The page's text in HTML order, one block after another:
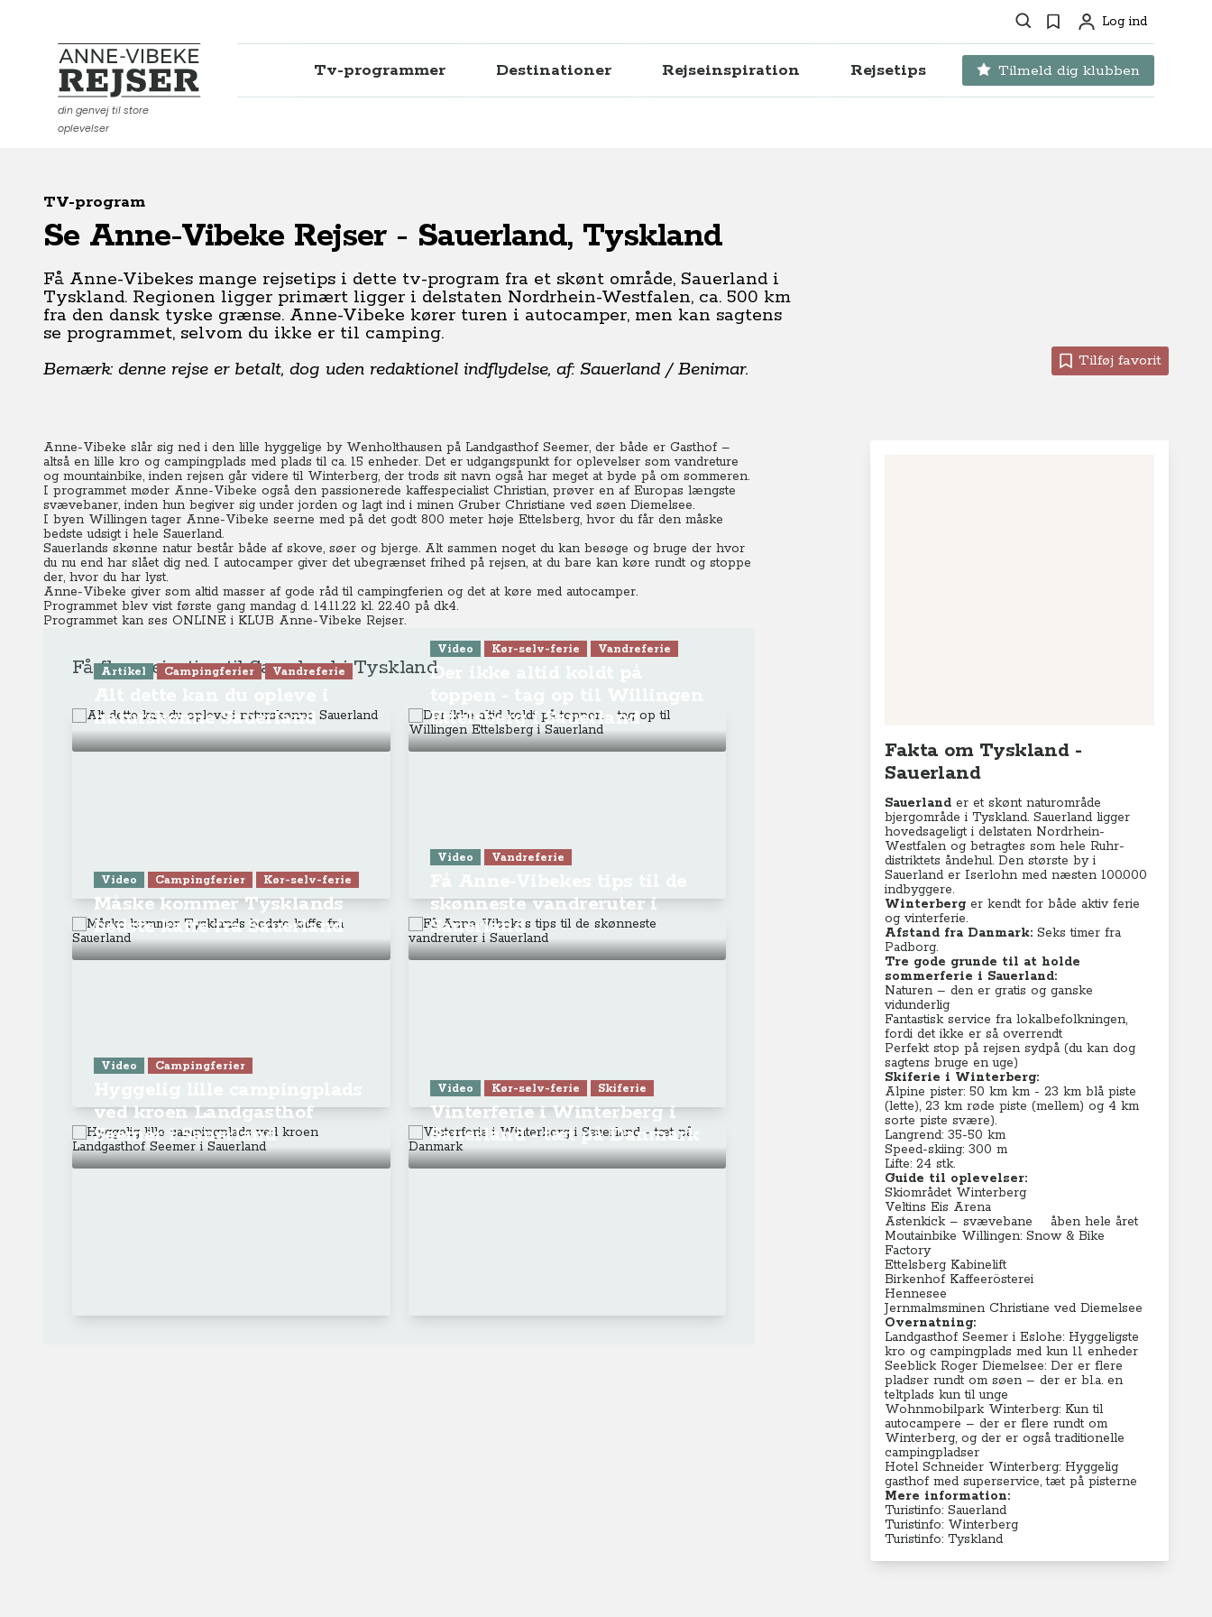
Søg Favoritter
ProfilLog ind
Anne-Vibeke Rejser
din genvej til store
oplevelser
Tv-programmer Destinationer Rejseinspiration Rejsetips Tilmeld dig klubben
TV-program
Se Anne-Vibeke Rejser - Sauerland, Tyskland
Få Anne-Vibekes mange rejsetips i dette tv-program fra et skønt område, Sauerland i
Tyskland. Regionen ligger primært ligger i delstaten Nordrhein-Westfalen, ca. 500 km
fra den dansk tyske grænse. Anne-Vibeke kører turen i autocamper, men kan sagtens
se programmet, selvom du ikke er til camping.
Bemærk: denne rejse er betalt, dog uden redaktionel indflydelse, af: Sauerland / Benimar.
Tilføj favorit
Anne-Vibeke slår sig ned i den lille hyggelige by Wenholthausen på Landgasthof Seemer, der både er Gasthof –
altså en lille kro og campingplads med plads til ca. 15 enheder. Det er udgangspunkt for oplevelser som vandreture
og mountainbike, inden rejsen går videre til Winterberg, der trods sit navn også har meget at byde på om sommeren.
I programmet møder Anne-Vibeke også den passionerede kaffespecialist Christian, prøver en af Europas længste
svævebaner, inden hun begiver sig under jorden og lagt ind i minen Gruber Christiane ved søen Diemelsee.
I byen Willingen tager Anne-Vibeke seerne med på det godt 800 meter høje Ettelsberg, hvor du får den måske
bedste udsigt i hele Sauerland.
Sauerlands skønne natur består både af skove, søer og bjerge. Alt sammen noget du kan besøge og bruge der hvor
du nu end har slået dig ned. I autocamper giver det ubegrænset frihed på rejsen, at du bare kan køre rundt og stoppe
der, hvor du har lyst.
Anne-Vibeke giver som altid masser af gode råd til campingferien og det at køre med autocamper.
Programmet blev vist første gang mandag d. 14.11.22 kl. 22.40 på dk4.
Programmet kan ses ONLINEi KLUB Anne-Vibeke Rejser.
Få flere rejsetips til Sauerland i Tyskland
Artikel Campingferier Vandreferie
naturskønne Sauerland
Video Kør-selv-ferie Vandreferie
Der ikke altid koldt på
Ettelsberg i Sauerland
Video Campingferier Kør-selv-ferie
Måske kommer Tysklands
bedste kaffe fra Sauerland
Video Vandreferie
skønneste vandreruter i
Sauerland
Video Campingferier
ved kroen Landgasthof
Seemer i Sauerland
Video Kør-selv-ferie Skiferie
Vinterferie i Winterberg i
Sauerland - tæt på Danmark
Fakta om Tyskland -
Sauerland
Sauerland er et skønt naturområde
bjergområde i Tyskland. Sauerland ligger
hovedsageligt i delstaten Nordrhein-
Westfalen og betragtes som hele Ruhr-
distriktets åndehul. Den største by i
Sauerland er Iserlohn med næsten 100.000
indbyggere.
Winterberg er kendt for både aktiv ferie
og vinterferie.
Afstand fra Danmark: Seks timer fra
Padborg.
Tre gode grunde til at holde
sommerferie i Sauerland:
Naturen – den er gratis og ganske
vidunderlig
Fantastisk service fra lokalbefolkningen,
fordi det ikke er så overrendt
Perfekt stop på rejsen sydpå (du kan dog
sagtens bruge en uge)
Skiferie i Winterberg:
Alpine pister: 50 km km - 23 km blå piste
(lette), 23 km røde piste (mellem) og 4 km
sorte piste svære).
Langrend: 35-50 km
Speed-skiing: 300 m
Lifte: 24 stk.
Guide til oplevelser:
Skiområdet Winterberg
Veltins Eis Arena
Astenkick – svævebane åben hele året
Moutainbike Willingen: Snow & Bike
Factory
Ettelsberg Kabinelift
Birkenhof Kaffeerösterei
Hennesee
Jernmalmsminen Christiane ved Diemelsee
Overnatning:
Landgasthof Seemer i Eslohe: Hyggeligste
kro og campingplads med kun 11 enheder
Seeblick Roger Diemelsee: Der er flere
pladser rundt om søen – der er bl.a. en
teltplads kun til unge
Wohnmobilpark Winterberg: Kun til
autocampere – der er flere rundt om
Winterberg, og der er også traditionelle
campingpladser
Hotel Schneider Winterberg: Hyggelig
gasthof med superservice, tæt på pisterne
Mere information:
Turistinfo: Sauerland
Turistinfo: Winterberg
Turistinfo: Tyskland